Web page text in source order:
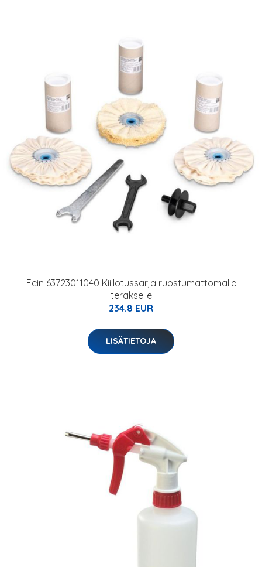
Fein 63723011040 Kiillotussarja ruostumattomalle
teräkselle
234.8 EUR
LISÄTIETOJA